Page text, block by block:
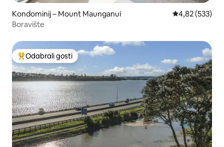
Kondominij – Mount Maunganui Prosječna
4,82 (533)
Boravište
Među najviše rangiranima s oznakom „Odabrali gosti”
Odabrali gosti